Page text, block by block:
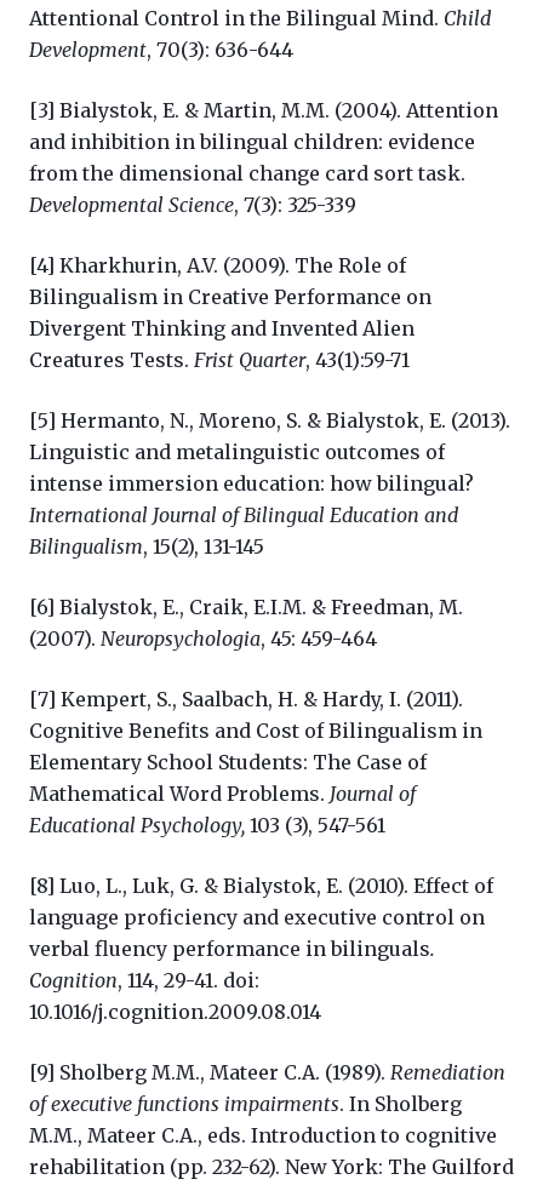
Attentional Control in the Bilingual Mind. Child
Development, 70(3): 636-644
[3] Bialystok, E. & Martin, M.M. (2004). Attention
and inhibition in bilingual children: evidence
from the dimensional change card sort task.
Developmental Science, 7(3): 325-339
[4] Kharkhurin, A.V. (2009). The Role of
Bilingualism in Creative Performance on
Divergent Thinking and Invented Alien
Creatures Tests. Frist Quarter, 43(1):59-71
[5] Hermanto, N., Moreno, S. & Bialystok, E. (2013).
Linguistic and metalinguistic outcomes of
intense immersion education: how bilingual?
International Journal of Bilingual Education and
Bilingualism, 15(2), 131-145
[6] Bialystok, E., Craik, E.I.M. & Freedman, M.
(2007). Neuropsychologia, 45: 459-464
[7] Kempert, S., Saalbach, H. & Hardy, I. (2011).
Cognitive Benefits and Cost of Bilingualism in
Elementary School Students: The Case of
Mathematical Word Problems. Journal of
Educational Psychology, 103 (3), 547-561
[8] Luo, L., Luk, G. & Bialystok, E. (2010). Effect of
language proficiency and executive control on
verbal fluency performance in bilinguals.
Cognition, 114, 29-41. doi:
10.1016/j.cognition.2009.08.014
[9] Sholberg M.M., Mateer C.A. (1989). Remediation
of executive functions impairments. In Sholberg
M.M., Mateer C.A., eds. Introduction to cognitive
rehabilitation (pp. 232-62). New York: The Guilford